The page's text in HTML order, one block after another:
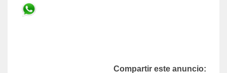
Compartir este anuncio: